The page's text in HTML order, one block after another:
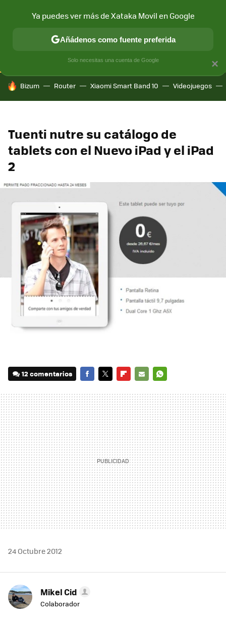
CONECTIVIDAD MÓVIL Y SOCIEDAD APLICACIONES
HOY SE HABLA DE
Bizum Router Xiaomi Smart Band 10 Videojuegos
Tuenti nutre su catálogo de
tablets con el Nuevo iPad y el iPad
2
12 comentarios
MAIL
24 Octubre 2012
Mikel Cid
Colaborador
×
Ya puedes ver más de Xataka Movil en Google
Añádenos como fuente preferida
Solo necesitas una cuenta de Google